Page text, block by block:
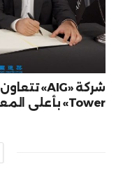
Tower» بأعلى المعايير العالمية